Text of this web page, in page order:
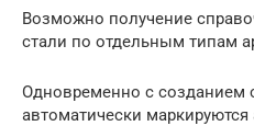
Возможно получение
стали по отдельным типам
Одновременно с созданием
автоматически